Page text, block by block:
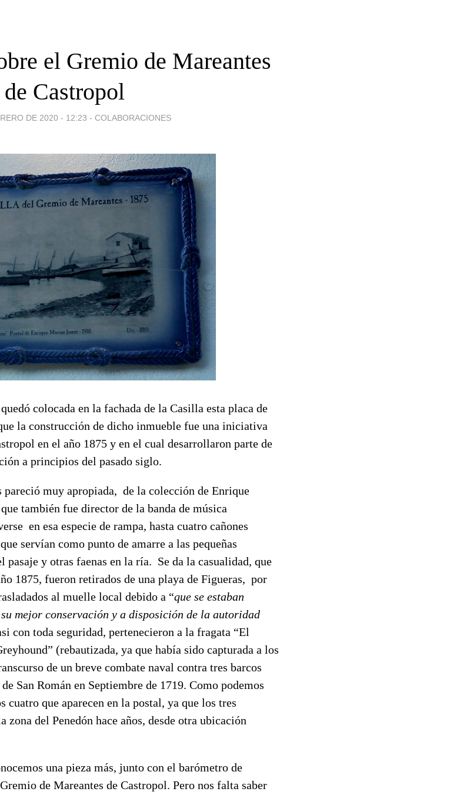
el Gremio de Mareantes
de Castropol
DE 2020 - 12:23 - COLABORACIONES
colocada en la fachada de la Casilla esta placa de
la construcción de dicho inmueble fue una iniciativa
en el año 1875 y en el cual desarrollaron parte de
a principios del pasado siglo.
muy apropiada, de la colección de Enrique
también fue director de la banda de música
en esa especie de rampa, hasta cuatro cañones
servían como punto de amarre a las pequeñas
pasaje y otras faenas en la ría. Se da la casualidad, que
1875, fueron retirados de una playa de Figueras, por
al muelle local debido a “que se estaban
mejor conservación y a disposición de la autoridad
con toda seguridad, pertenecieron a la fragata “El
(rebautizada, ya que había sido capturada a los
de un breve combate naval contra tres barcos
San Román en Septiembre de 1719. Como podemos
cuatro que aparecen en la postal, ya que los tres
zona del Penedón hace años, desde otra ubicación
una pieza más, junto con el barómetro de
de Mareantes de Castropol. Pero nos falta saber